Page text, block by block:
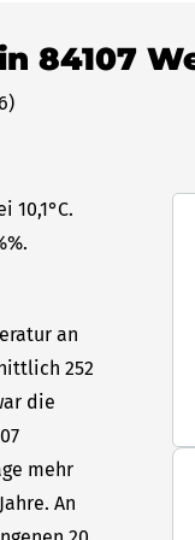
84107
an
252
die
mehr
An